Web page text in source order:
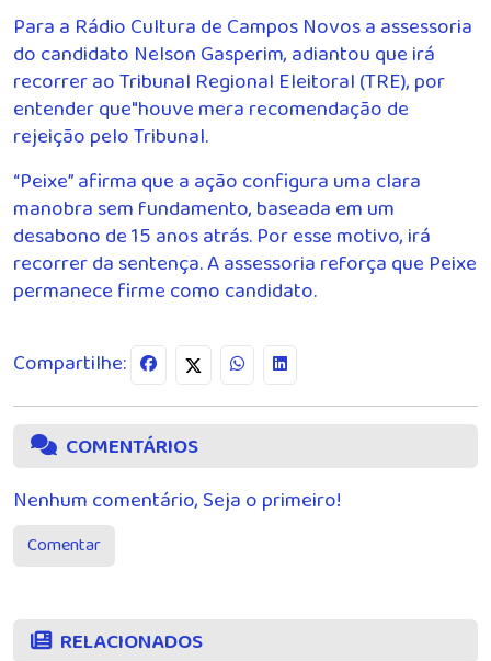
Para a Rádio Cultura de Campos Novos a assessoria
do candidato Nelson Gasperim, adiantou que irá
recorrer ao Tribunal Regional Eleitoral (TRE), por
entender que"houve mera recomendação de
rejeição pelo Tribunal.
“Peixe” afirma que a ação configura uma clara
manobra sem fundamento, baseada em um
desabono de 15 anos atrás. Por esse motivo, irá
recorrer da sentença. A assessoria reforça que Peixe
permanece firme como candidato.
Compartilhe:
COMENTÁRIOS
Nenhum comentário, Seja o primeiro!
Comentar
RELACIONADOS